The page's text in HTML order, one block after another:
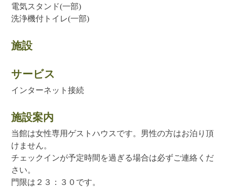
電気スタンド(一部)
洗浄機付トイレ(一部)
施設
サービス
インターネット接続
施設案内
当館は女性専用ゲストハウスです。男性の方はお泊り頂
けません。
チェックインが予定時間を過ぎる場合は必ずご連絡くだ
さい。
門限は２３：３０です。